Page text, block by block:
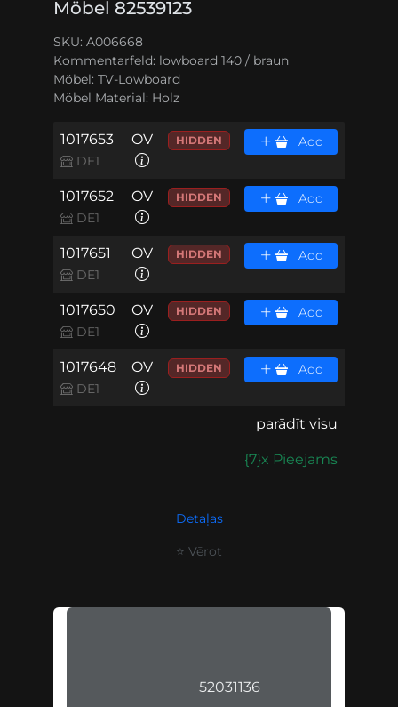
Möbel 82539123
SKU: A006668
Kommentarfeld: lowboard 140 / braun
Möbel: TV-Lowboard
Möbel Material: Holz
1017653
DE1
OV HIDDEN Add
1017652
DE1
OV HIDDEN Add
1017651
DE1
OV HIDDEN Add
1017650
DE1
OV HIDDEN Add
1017648
DE1
OV HIDDEN Add
parādīt visu
{7}x Pieejams
Detaļas
⭐ Vērot
52031136